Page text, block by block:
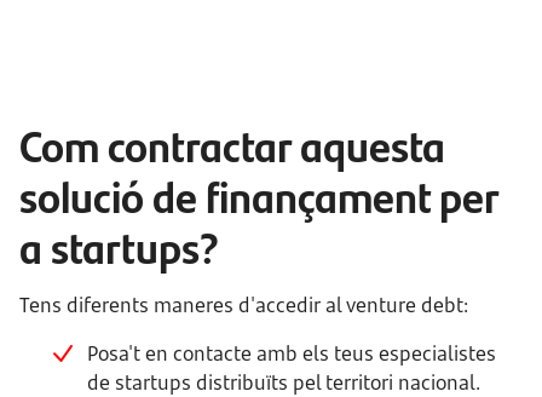
Com contractar aquesta
solució de finançament per
a startups?
Tens diferents maneres d'accedir al venture debt:
Posa't en contacte amb els teus especialistes
de startups distribuïts pel territori nacional.